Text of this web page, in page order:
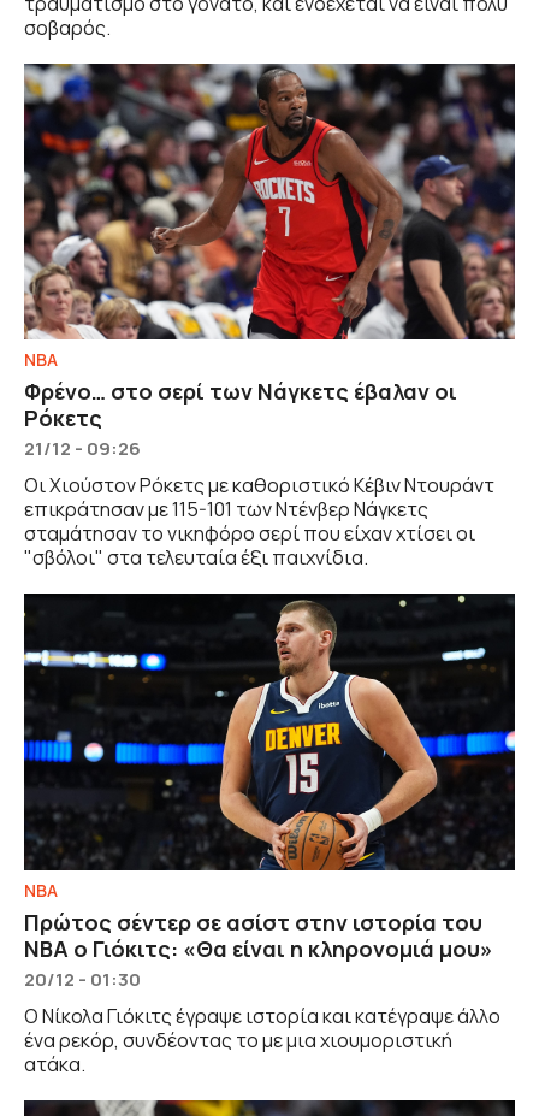
σοβαρός.
NBA
Φρένο… στο σερί των Νάγκετς έβαλαν οι
Ρόκετς
21/12 - 09:26
Οι Χιούστον Ρόκετς με καθοριστικό Κέβιν Ντουράντ
επικράτησαν με 115-101 των Ντένβερ Νάγκετς
σταμάτησαν το νικηφόρο σερί που είχαν χτίσει οι
"σβόλοι" στα τελευταία έξι παιχνίδια.
NBA
Πρώτος σέντερ σε ασίστ στην ιστορία του
NBA ο Γιόκιτς: «Θα είναι η κληρονομιά μου»
20/12 - 01:30
Ο Νίκολα Γιόκιτς έγραψε ιστορία και κατέγραψε άλλο
ένα ρεκόρ, συνδέοντας το με μια χιουμοριστική
ατάκα.